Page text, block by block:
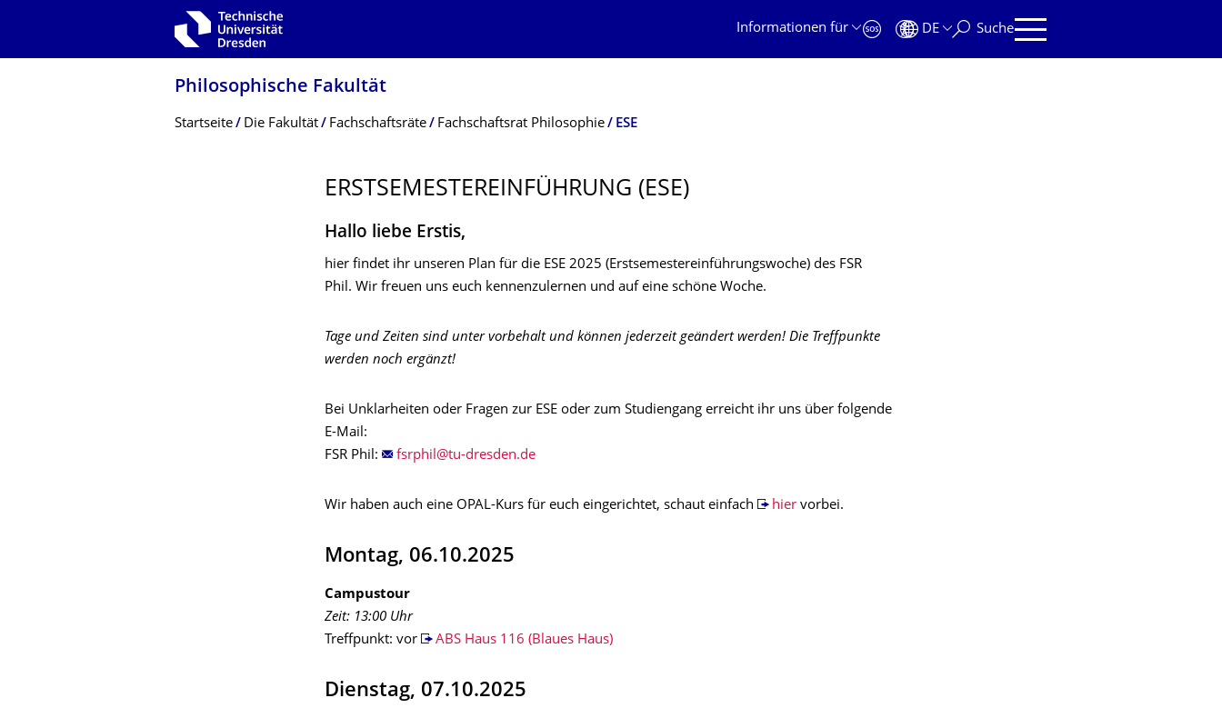
Zur Hauptnavigation springen
Informationen für
DE Suche
Philosophische Fakultät
Breadcrumb-Menü
Startseite Die Fakultät Fachschaftsräte Fachschaftsrat Philosophie ESE
ERSTSEMESTER­EINFÜHRUNG (ESE)
Hallo liebe Erstis,
hier findet ihr unseren Plan für die ESE 2025 (Erstsemestereinführungswoche) des FSR
Phil. Wir freuen uns euch kennenzulernen und auf eine schöne Woche.
Tage und Zeiten sind unter vorbehalt und können jederzeit geändert werden! Die Treffpunkte
werden noch ergänzt!
Bei Unklarheiten oder Fragen zur ESE oder zum Studiengang erreicht ihr uns über folgende
E-Mail:
FSR Phil:
Wir haben auch eine OPAL-Kurs für euch eingerichtet, schaut einfach hiervorbei.
Montag, 06.10.2025
Campustour
Zeit: 13:00 Uhr
Treffpunkt: vor
ABS Haus 116 (Blaues Haus)
Dienstag, 07.10.2025